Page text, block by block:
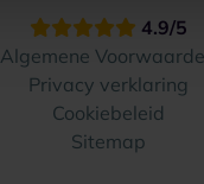
4.9/5
Algemene
Privacy verklaring
Cookiebeleid
Sitemap